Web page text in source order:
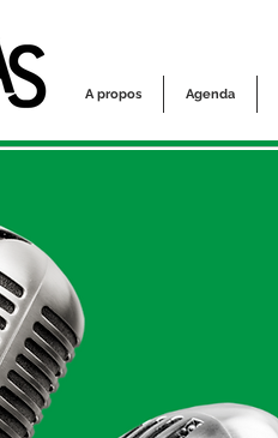
A propos Agenda